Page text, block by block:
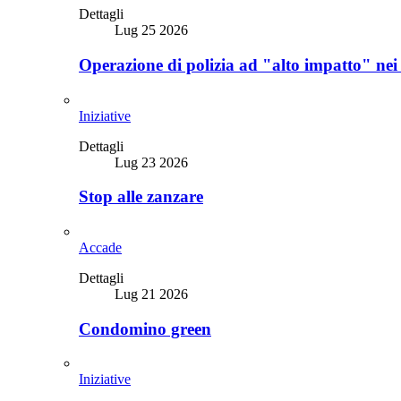
Dettagli
Lug 25 2026
Operazione di polizia ad "alto impatto"
Iniziative
Dettagli
Lug 23 2026
Stop alle zanzare
Accade
Dettagli
Lug 21 2026
Condomino green
Iniziative